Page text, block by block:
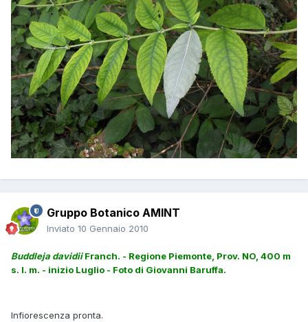
Gruppo Botanico AMINT
Inviato 10 Gennaio 2010
Buddleja davidiiFranch. - Regione Piemonte, Prov. NO, 400 m
s. l. m. - inizio Luglio - Foto di Giovanni Baruffa.
Infiorescenza pronta.